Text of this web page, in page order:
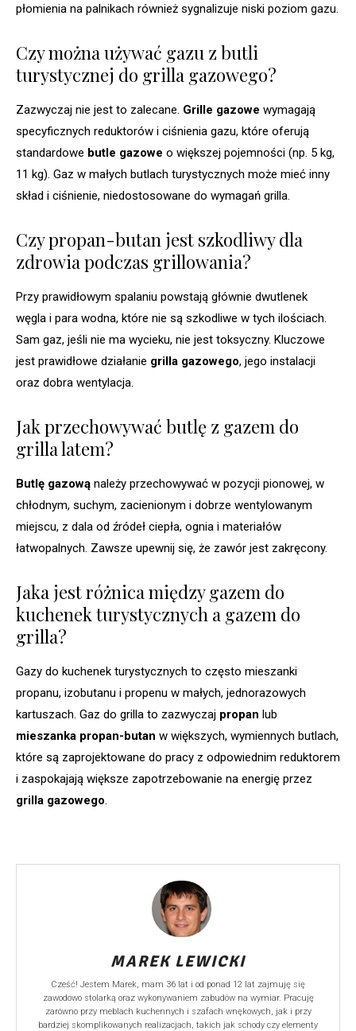
płomienia na palnikach również sygnalizuje niski poziom gazu.
Czy można używać gazu z butli
turystycznej do grilla gazowego?
Zazwyczaj nie jest to zalecane. Grille gazowe wymagają
specyficznych reduktorów i ciśnienia gazu, które oferują
standardowe butle gazowe o większej pojemności (np. 5 kg,
11 kg). Gaz w małych butlach turystycznych może mieć inny
skład i ciśnienie, niedostosowane do wymagań grilla.
Czy propan-butan jest szkodliwy dla
zdrowia podczas grillowania?
Przy prawidłowym spalaniu powstają głównie dwutlenek
węgla i para wodna, które nie są szkodliwe w tych ilościach.
Sam gaz, jeśli nie ma wycieku, nie jest toksyczny. Kluczowe
jest prawidłowe działanie grilla gazowego, jego instalacji
oraz dobra wentylacja.
Jak przechowywać butlę z gazem do
grilla latem?
Butlę gazową należy przechowywać w pozycji pionowej, w
chłodnym, suchym, zacienionym i dobrze wentylowanym
miejscu, z dala od źródeł ciepła, ognia i materiałów
łatwopalnych. Zawsze upewnij się, że zawór jest zakręcony.
Jaka jest różnica między gazem do
kuchenek turystycznych a gazem do
grilla?
Gazy do kuchenek turystycznych to często mieszanki
propanu, izobutanu i propenu w małych, jednorazowych
kartuszach. Gaz do grilla to zazwyczaj propan lub
mieszanka propan-butan w większych, wymiennych butlach,
które są zaprojektowane do pracy z odpowiednim reduktorem
i zaspokajają większe zapotrzebowanie na energię przez
grilla gazowego.
MAREK LEWICKI
Cześć! Jestem Marek, mam 36 lat i od ponad 12 lat zajmuję się
zawodowo stolarką oraz wykonywaniem zabudów na wymiar. Pracuję
zarówno przy meblach kuchennych i szafach wnękowych, jak i przy
bardziej skomplikowanych realizacjach, takich jak schody czy elementy